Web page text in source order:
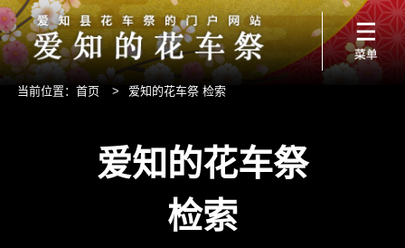
当前位置： 首页 > 爱知的花车祭 检索
爱知的花车祭
检索